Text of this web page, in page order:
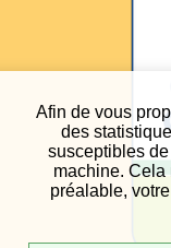
Afin de vous
des
susceptibles
machine. Cela
préalable,